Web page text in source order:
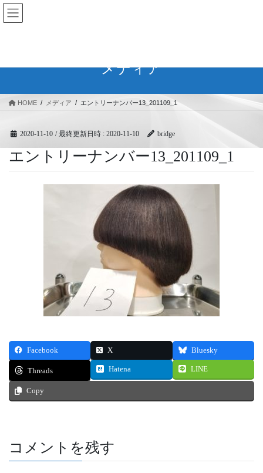
コ
ン
へ
ナ
ビ
ョ
メディア
HOME メディア エントリーナンバー13_201109_1
2020-11-10 / 最終更新日時 : 2020-11-10 bridge
エントリーナンバー13_201109_1
Facebook X Bluesky
Threads Hatena LINE
Copy
コメントを残す